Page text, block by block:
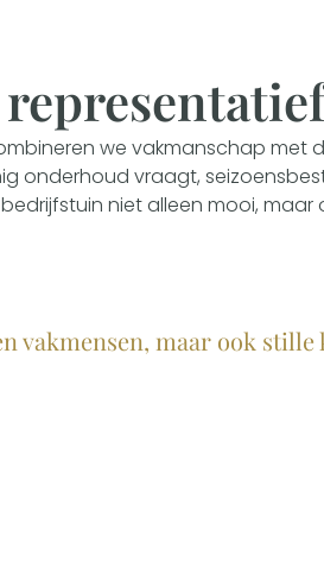
we vakmanschap met
onderhoud vraagt,
niet alleen mooi, maar
vakmensen, maar ook